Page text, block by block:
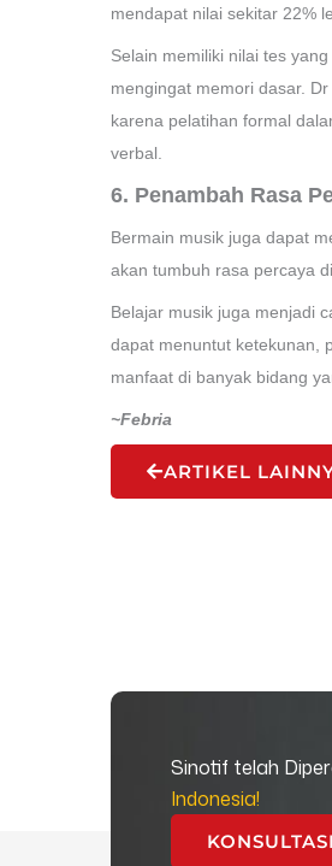
mendapat nilai sekitar 22%
Selain memiliki nilai tes
mengingat memori dasar.
karena pelatihan formal
verbal.
6. Penambah Rasa
Bermain musik juga dapat
akan tumbuh rasa percaya
Belajar musik juga menjadi
dapat menuntut ketekunan,
manfaat di banyak bidang
~Febria
ARTIKEL
Sinotif telah
Indonesia!